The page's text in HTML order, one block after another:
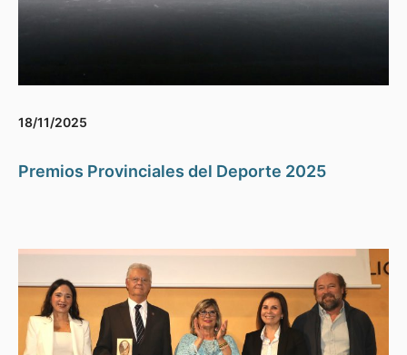
18/11/2025
Premios Provinciales del Deporte 2025